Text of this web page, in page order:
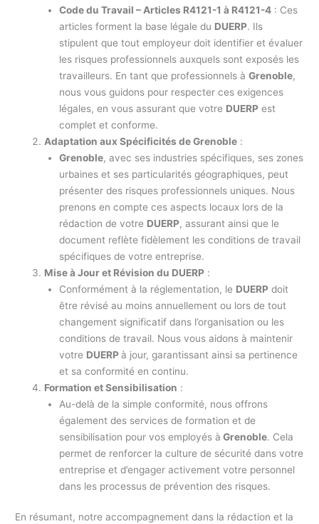
Code du Travail – Articles R4121-1 à R4121-4: Ces
articles forment la base légale du DUERP. Ils
stipulent que tout employeur doit identifier et évaluer
les risques professionnels auxquels sont exposés les
travailleurs. En tant que professionnels à Grenoble,
nous vous guidons pour respecter ces exigences
légales, en vous assurant que votre DUERPest
complet et conforme.
Adaptation aux Spécificités de Grenoble :
Grenoble, avec ses industries spécifiques, ses zones
urbaines et ses particularités géographiques, peut
présenter des risques professionnels uniques. Nous
prenons en compte ces aspects locaux lors de la
rédaction de votre DUERP, assurant ainsi que le
document reflète fidèlement les conditions de travail
spécifiques de votre entreprise.
Mise à Jour et Révision du DUERP :
Conformément à la réglementation, le DUERPdoit
être révisé au moins annuellement ou lors de tout
changement significatif dans l’organisation ou les
conditions de travail. Nous vous aidons à maintenir
votre DUERPà jour, garantissant ainsi sa pertinence
et sa conformité en continu.
Formation et Sensibilisation :
Au-delà de la simple conformité, nous offrons
également des services de formation et de
sensibilisation pour vos employés à Grenoble. Cela
permet de renforcer la culture de sécurité dans votre
entreprise et d’engager activement votre personnel
dans les processus de prévention des risques.
En résumant, notre accompagnement dans la rédaction et la